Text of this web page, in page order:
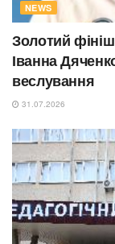
NEWS
Золотий
Іванна
веслування
31.07.2026